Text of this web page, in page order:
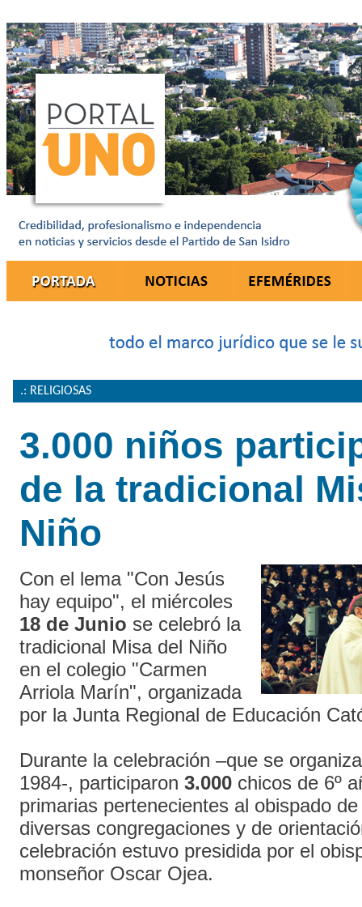
.: RELIGIOSAS
3.000 niños
de la tradicional
Niño
Con el lema "Con Jesús
hay equipo", el miércoles
18 de Junio se celebró la
tradicional Misa del Niño
en el colegio "Carmen
Arriola Marín", organizada
por la Junta Regional de Educación
Durante la celebración –que se
1984-, participaron 3.000 chicos de 6º
primarias pertenecientes al obispado
diversas congregaciones y de
celebración estuvo presidida por el
monseñor Oscar Ojea.